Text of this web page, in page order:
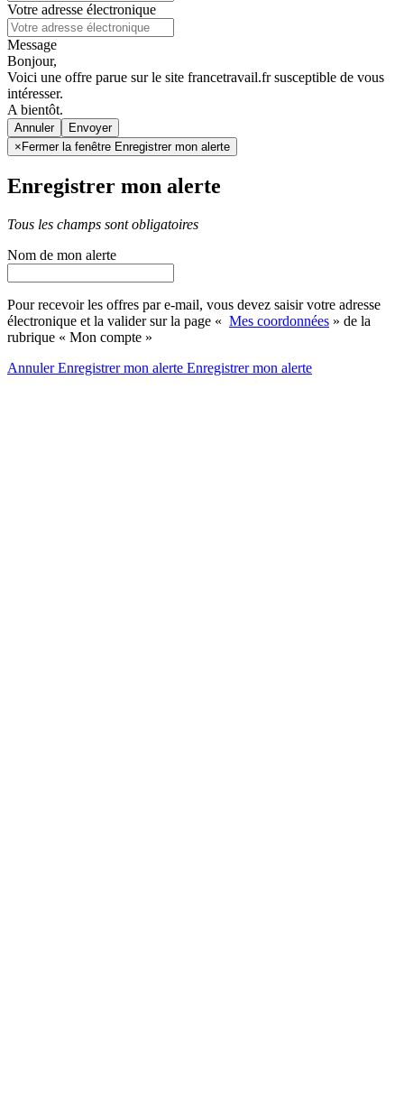
Votre adresse électronique
Message
Bonjour,
Voici une offre parue sur le site francetravail.fr susceptible de vous
intéresser.
A bientôt.
Annuler
× Fermer la fenêtre Enregistrer mon alerte
Enregistrer mon alerte
Tous les champs sont obligatoires
Nom de mon alerte
Pour recevoir les offres par e-mail, vous devez saisir votre adresse
électronique et la valider sur la page « Mes coordonnées » de la
rubrique « Mon compte »
AnnulerEnregistrer mon alerte Enregistrermon alerte